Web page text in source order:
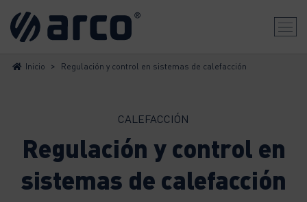
Inicio > Regulación y control en sistemas de calefacción
CALEFACCIÓN
Regulación y control en
sistemas de calefacción